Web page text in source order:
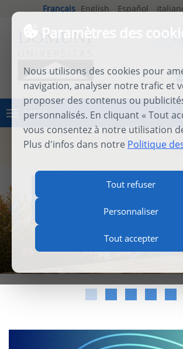
Paramètres des
Nous utilisons des cookies pour
navigation, analyser notre trafic et
proposer des contenus ou
personnalisés. En cliquant « Tout
vous consentez à notre utilisation
Plus d'infos dans notre Politique
Tout refuser
Personnaliser
Tout accepter
Français English Español
MENU
INTERNATIONAL
SCHOOL 2026